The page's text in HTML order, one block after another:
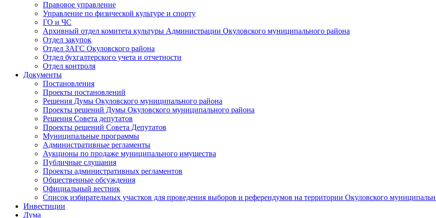
Правовое управление
Управление по физической культуре и спорту
ГО и ЧС
Архивный отдел комитета культуры Администрации Окуловского муниципального района
Отдел закупок
Отдел ЗАГС Окуловского района
Отдел бухгалтерского учета и отчетности
Отдел контроля
Документы
Постановления
Проекты постановлений
Решения Думы Окуловского муниципального района
Проекты решений Думы Окуловского муниципального района
Решения Совета депутатов
Проекты решений Совета Депутатов
Муниципальные программы
Административные регламенты
Аукционы по продаже муниципального имущества
Публичные слушания
Проекты административных регламентов
Общественные обсуждения
Официальный вестник
Список избирательных участков для проведения выборов и референдумов на территории Окуловского
Инвестиции
Дума